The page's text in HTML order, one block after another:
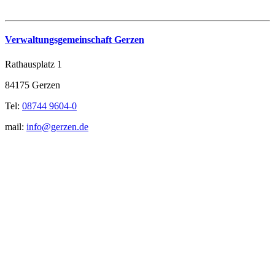
Verwaltungsgemeinschaft Gerzen
Rathausplatz 1
84175 Gerzen
Tel: 08744 9604-0
mail: info@gerzen.de